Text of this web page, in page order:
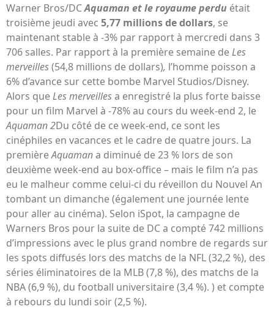
Warner Bros/DCAquaman et le royaume perdu était
troisième jeudi avec 5,77 millions de dollars, se
maintenant stable à -3% par rapport à mercredi dans 3
706 salles. Par rapport à la première semaine deLes
merveilles(54,8 millions de dollars), l’homme poisson a
6% d’avance sur cette bombe Marvel Studios/Disney.
Alors queLes merveillesa enregistré la plus forte baisse
pour un film Marvel à -78% au cours du week-end 2, le
Aquaman 2Du côté de ce week-end, ce sont les
cinéphiles en vacances et le cadre de quatre jours. La
premièreAquamana diminué de 23 % lors de son
deuxième week-end au box-office – mais le film n’a pas
eu le malheur comme celui-ci du réveillon du Nouvel An
tombant un dimanche (également une journée lente
pour aller au cinéma). Selon iSpot, la campagne de
Warners Bros pour la suite de DC a compté 742 millions
d’impressions avec le plus grand nombre de regards sur
les spots diffusés lors des matchs de la NFL (32,2 %), des
séries éliminatoires de la MLB (7,8 %), des matchs de la
NBA (6,9 %), du football universitaire (3,4 %). ) et compte
à rebours du lundi soir (2,5 %).